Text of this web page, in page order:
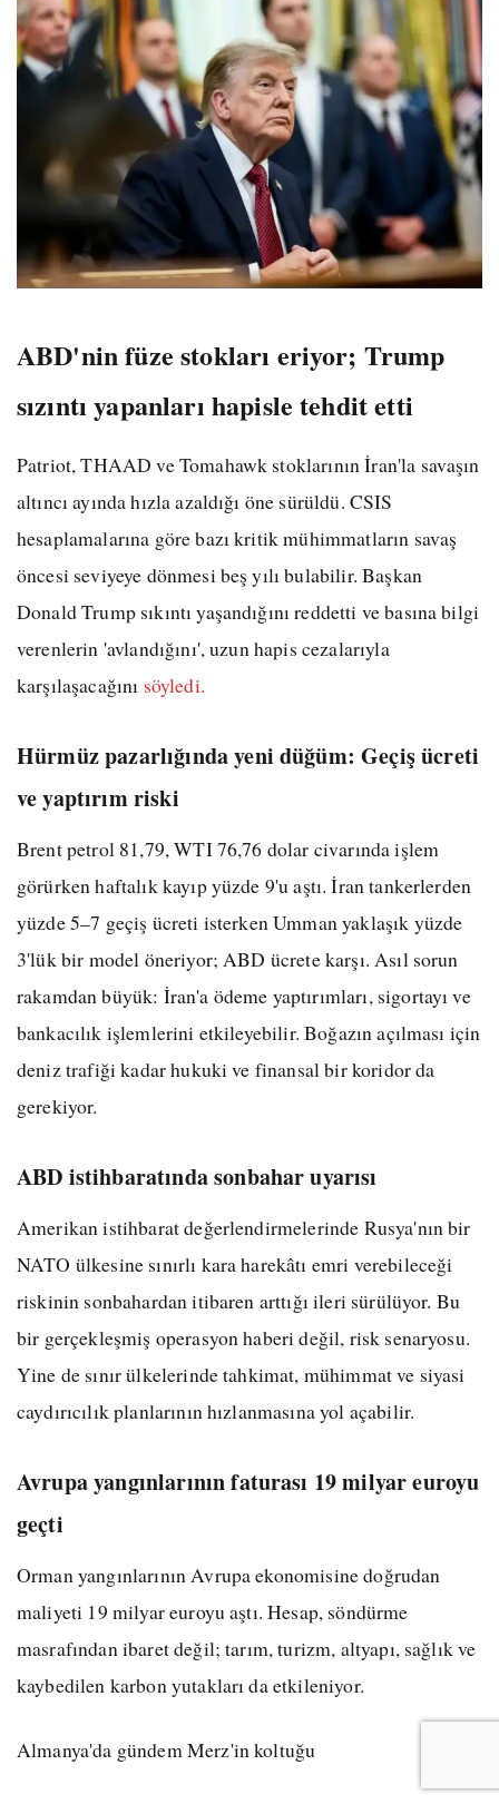
ABD'nin füze stokları eriyor; Trump
sızıntı yapanları hapisle tehdit etti
Patriot, THAAD ve Tomahawk stoklarının İran'la savaşın
altıncı ayında hızla azaldığı öne sürüldü. CSIS
hesaplamalarına göre bazı kritik mühimmatların savaş
öncesi seviyeye dönmesi beş yılı bulabilir. Başkan
Donald Trump sıkıntı yaşandığını reddetti ve basına bilgi
verenlerin 'avlandığını', uzun hapis cezalarıyla
karşılaşacağını söyledi.
Hürmüz pazarlığında yeni düğüm: Geçiş ücreti
ve yaptırım riski
Brent petrol 81,79, WTI 76,76 dolar civarında işlem
görürken haftalık kayıp yüzde 9'u aştı. İran tankerlerden
yüzde 5–7 geçiş ücreti isterken Umman yaklaşık yüzde
3'lük bir model öneriyor; ABD ücrete karşı. Asıl sorun
rakamdan büyük: İran'a ödeme yaptırımları, sigortayı ve
bankacılık işlemlerini etkileyebilir. Boğazın açılması için
deniz trafiği kadar hukuki ve finansal bir koridor da
gerekiyor.
ABD istihbaratında sonbahar uyarısı
Amerikan istihbarat değerlendirmelerinde Rusya'nın bir
NATO ülkesine sınırlı kara harekâtı emri verebileceği
riskinin sonbahardan itibaren arttığı ileri sürülüyor. Bu
bir gerçekleşmiş operasyon haberi değil, risk senaryosu.
Yine de sınır ülkelerinde tahkimat, mühimmat ve siyasi
caydırıcılık planlarının hızlanmasına yol açabilir.
Avrupa yangınlarının faturası 19 milyar euroyu
geçti
Orman yangınlarının Avrupa ekonomisine doğrudan
maliyeti 19 milyar euroyu aştı. Hesap, söndürme
masrafından ibaret değil; tarım, turizm, altyapı, sağlık ve
kaybedilen karbon yutakları da etkileniyor.
Almanya'da gündem Merz'in koltuğu